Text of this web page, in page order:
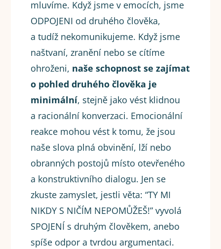
mluvíme. Když jsme v emocích, jsme
ODPOJENI od druhého člověka,
a tudíž nekomunikujeme. Když jsme
naštvaní, zranění nebo se cítíme
ohroženi, naše schopnost se zajímat
o pohled druhého člověka je
minimální, stejně jako vést klidnou
a racionální konverzaci. Emocionální
reakce mohou vést k tomu, že jsou
naše slova plná obvinění, lží nebo
obranných postojů místo otevřeného
a konstruktivního dialogu. Jen se
zkuste zamyslet, jestli věta: “TY MI
NIKDY S NIČÍM NEPOMŮŽEŠ!” vyvolá
SPOJENÍ s druhým člověkem, anebo
spíše odpor a tvrdou argumentaci.